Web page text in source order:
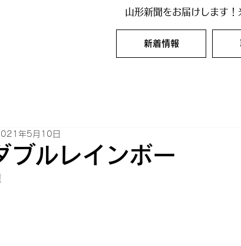
山形新聞をお届けします
新着情報
ブルレインボー
年5月10日